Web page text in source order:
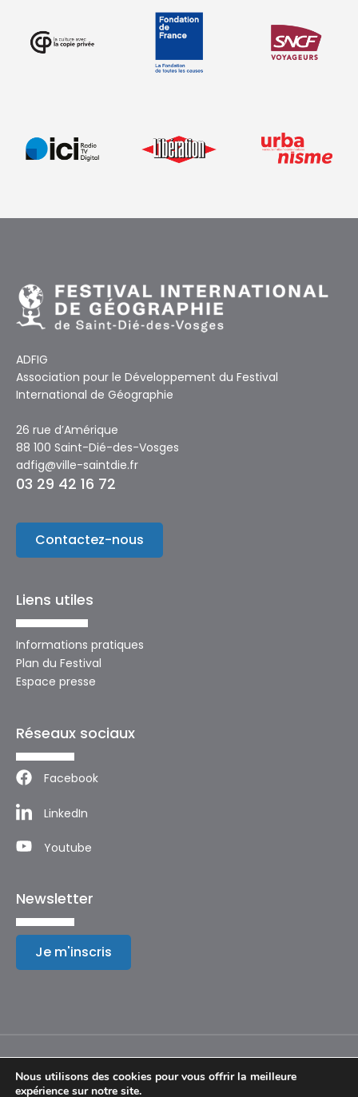
ADFIG
Association pour le Développement du Festival
International de Géographie
26 rue d’Amérique
88 100 Saint-Dié-des-Vosges
adfig@ville-saintdie.fr
03 29 42 16 72
Contactez-nous
Liens utiles
Informations pratiques
Plan du Festival
Espace presse
Réseaux sociaux
Facebook
LinkedIn
Youtube
Newsletter
Je m'inscris
Nous utilisons des cookies pour vous offrir la meilleure
expérience sur notre site.